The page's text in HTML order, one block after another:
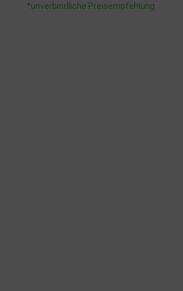
*unverbindliche Preisempfehlung